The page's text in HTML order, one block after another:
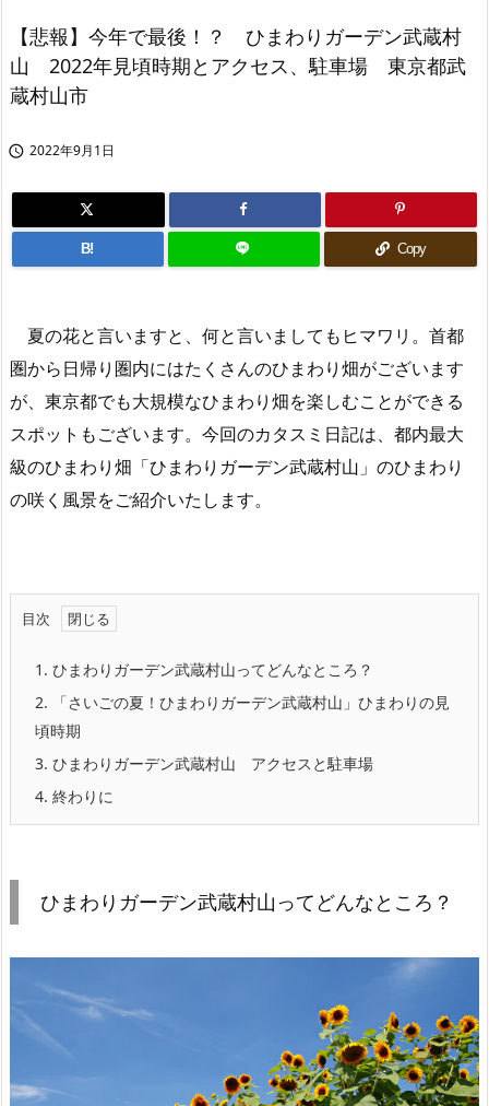
【悲報】今年で最後！？ ひまわりガーデン武蔵村
山 2022年見頃時期とアクセス、駐車場 東京都武
蔵村山市
 2022年9月1日
B! Copy
夏の花と言いますと、何と言いましてもヒマワリ。首都
圏から日帰り圏内にはたくさんのひまわり畑がございます
が、東京都でも大規模なひまわり畑を楽しむことができる
スポットもございます。今回のカタスミ日記は、都内最大
級のひまわり畑「ひまわりガーデン武蔵村山」のひまわり
の咲く風景をご紹介いたします。
目次
1. ひまわりガーデン武蔵村山ってどんなところ？
2. 「さいごの夏！ひまわりガーデン武蔵村山」ひまわりの見
頃時期
3. ひまわりガーデン武蔵村山 アクセスと駐車場
4. 終わりに
ひまわりガーデン武蔵村山ってどんなところ？